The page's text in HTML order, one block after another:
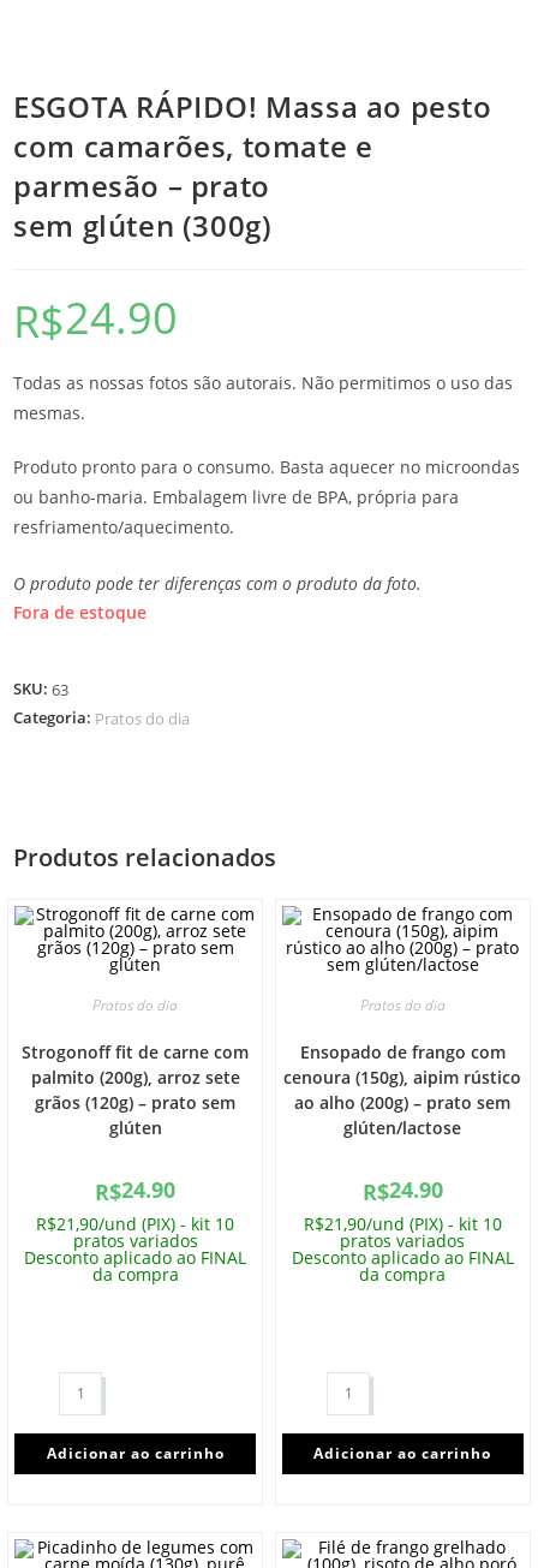
ESGOTA RÁPIDO! Massa ao pesto
com camarões, tomate e
parmesão – prato
sem glúten (300g)
R$24.90
Todas as nossas fotos são autorais. Não permitimos o uso das
mesmas.
Produto pronto para o consumo. Basta aquecer no microondas
ou banho-maria. Embalagem livre de BPA, própria para
resfriamento/aquecimento.
O produto pode ter diferenças com o produto da foto.
Fora de estoque
SKU:63
Categoria: Pratos do dia
Produtos relacionados
Pratos do dia
Strogonoff fit de carne com
palmito (200g), arroz sete
grãos (120g) – prato sem
glúten
R$24.90
R$21,90/und (PIX) - kit 10
pratos variados
Desconto aplicado ao FINAL
da compra
Adicionar ao carrinho
Pratos do dia
Ensopado de frango com
cenoura (150g), aipim rústico
ao alho (200g) – prato sem
glúten/lactose
R$24.90
R$21,90/und (PIX) - kit 10
pratos variados
Desconto aplicado ao FINAL
da compra
Adicionar ao carrinho